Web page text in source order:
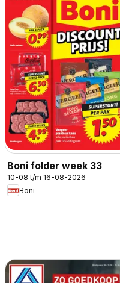
Boni folder week 33
10-08 t/m 16-08-2026
Boni